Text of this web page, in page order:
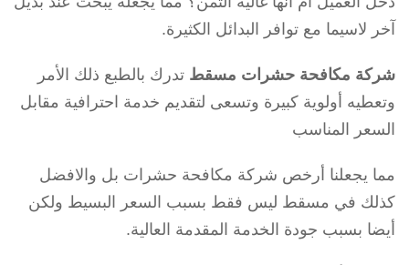
آخر لاسيما مع توافر البدائل الكثيرة.
شركة مكافحة حشرات مسقط تدرك بالطبع ذلك الأمر
وتعطيه أولوية كبيرة وتسعى لتقديم خدمة احترافية مقابل
السعر المناسب
مما يجعلنا أرخص شركة مكافحة حشرات بل والافضل
كذلك في مسقط ليس فقط بسبب السعر البسيط ولكن
أيضا بسبب جودة الخدمة المقدمة العالية.